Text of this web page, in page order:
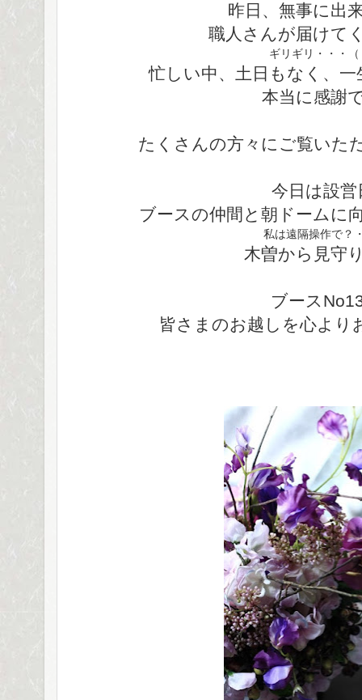
昨日、無事に出
職人さんが届けて
ギリギリ・・・
忙しい中、土日もなく、
本当に感謝
たくさんの方々にご覧いた
今日は設営
ブースの仲間と朝ドームに
私は遠隔操作で？
木曽から見守
ブース
皆さまのお越しを心より